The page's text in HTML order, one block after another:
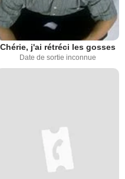
Chérie, j'ai rétréci les gosses
Date de sortie inconnue